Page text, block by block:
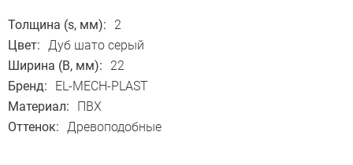
Толщина (s, мм):
2
Цвет: Дуб шато серый
Ширина (B, мм):
22
Бренд:
EL-MECH-PLAST
Материал:
ПВХ
Оттенок: Древоподобные